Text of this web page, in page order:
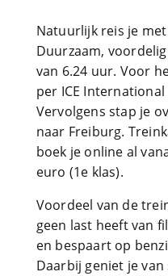
Natuurlijk reis je
Duurzaam,
van 6.24 uur. Voor
per ICE
Vervolgens stap je
naar Freiburg.
boek je online al
euro (1e klas).
Voordeel van de
geen last heeft van
en bespaart op
Daarbij geniet je